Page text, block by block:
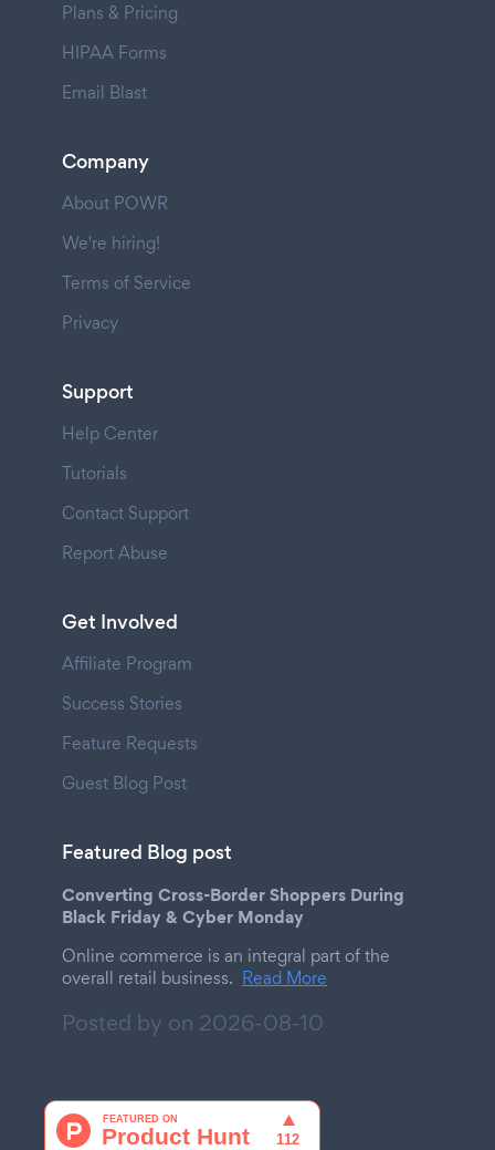
Plans & Pricing
HIPAA Forms
Email Blast
Company
About POWR
We're hiring!
Terms of Service
Privacy
Support
Help Center
Tutorials
Contact Support
Report Abuse
Get Involved
Affiliate Program
Success Stories
Feature Requests
Guest Blog Post
Featured Blog post
Converting Cross-Border Shoppers During
Black Friday & Cyber Monday
Online commerce is an integral part of the
overall retail business. Read More
Posted by on 2026-08-10